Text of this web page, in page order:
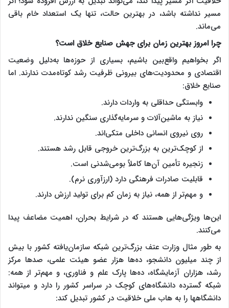
مسیر نداشته باشد، در بهترین حالت، تنها یک استعداد خام باقی
می‌ماند.
چرا امروز بهترین زمان برای جهش صنایع خلاق است؟
اگر بخواهیم واقع‌بین باشیم، بسیاری از حوزه‌ها به‌دلیل وضعیت
اقتصادی و محدودیت‌های بیرونی ظرفیت رشد کوتاه‌مدت ندارند. اما
صنایع خلاق:
وابستگی حداقلی به واردات دارند.
نیاز به ماشین‌آلات و سرمایه‌گذاری سنگین ندارند.
روی نیروی انسانی داخلی متکی‌اند.
از کوچک‌ترین به بزرگ‌ترین خروجی قابل رشد هستند.
زنجیره تأمین آن‌ها کاملاً بومی‌شدنی است.
قابلیت صادرات فرهنگی دارد (ارزآوری نرم).
و مهم‌تر از همه، نیاز به زمان کم برای تولید ارزش دارند.
این‌ها ویژگی‌هایی هستند که در شرایط بحران، اهمیت مضاعف پیدا
می‌کنند.
به طور مثال وزارت عتف بزرگ‌ترین شبکه سازمان‌یافته کشور با بیش
از چند میلیون دانشجو، ده‌ها هزار عضو هیئت علمی، صدها مرکز
رشد، هزاران آزمایشگاه، ده‌ها پارک علم و فناوری، و مهم‌تر از همه:
شبکه گسترده دانشگاه‌های کوچک در سراسر کشور را دارد و می­تواند
دانشگاهها را به هاب ملی خلاقیت در کشور تبدیل کند: